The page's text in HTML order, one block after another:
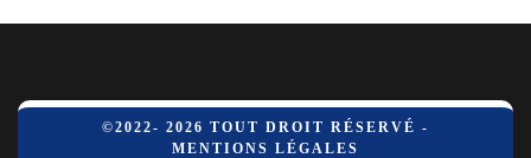
©2022- 2026 TOUT DROIT RÉSERVÉ -
MENTIONS LÉGALES